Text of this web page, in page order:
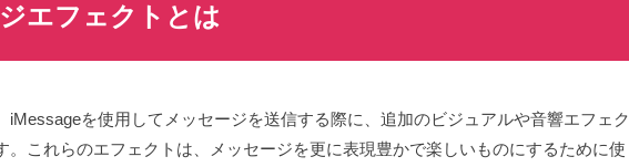
エフェクトとは
iMessageを使用してメッセージを送信する際に、追加のビジュアルや音響エフェク
。これらのエフェクトは、メッセージを更に表現豊かで楽しいものにするために使